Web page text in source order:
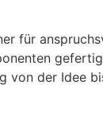
für
von der Idee